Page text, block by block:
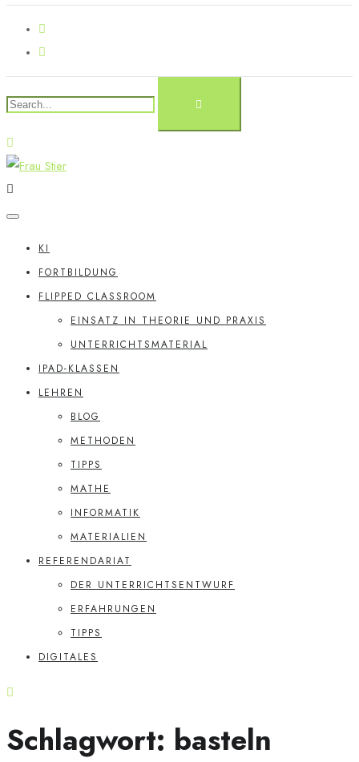
KI
FORTBILDUNG
FLIPPED CLASSROOM
EINSATZ IN THEORIE UND PRAXIS
UNTERRICHTSMATERIAL
IPAD-KLASSEN
LEHREN
BLOG
METHODEN
TIPPS
MATHE
INFORMATIK
MATERIALIEN
REFERENDARIAT
DER UNTERRICHTSENTWURF
ERFAHRUNGEN
TIPPS
DIGITALES
Schlagwort: basteln